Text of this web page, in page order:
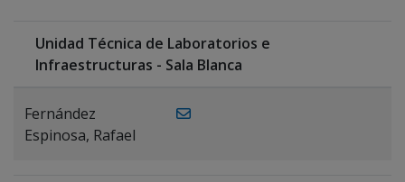
Unidad Técnica de Laboratorios e
Infraestructuras - Sala Blanca
Fernández
Espinosa, Rafael